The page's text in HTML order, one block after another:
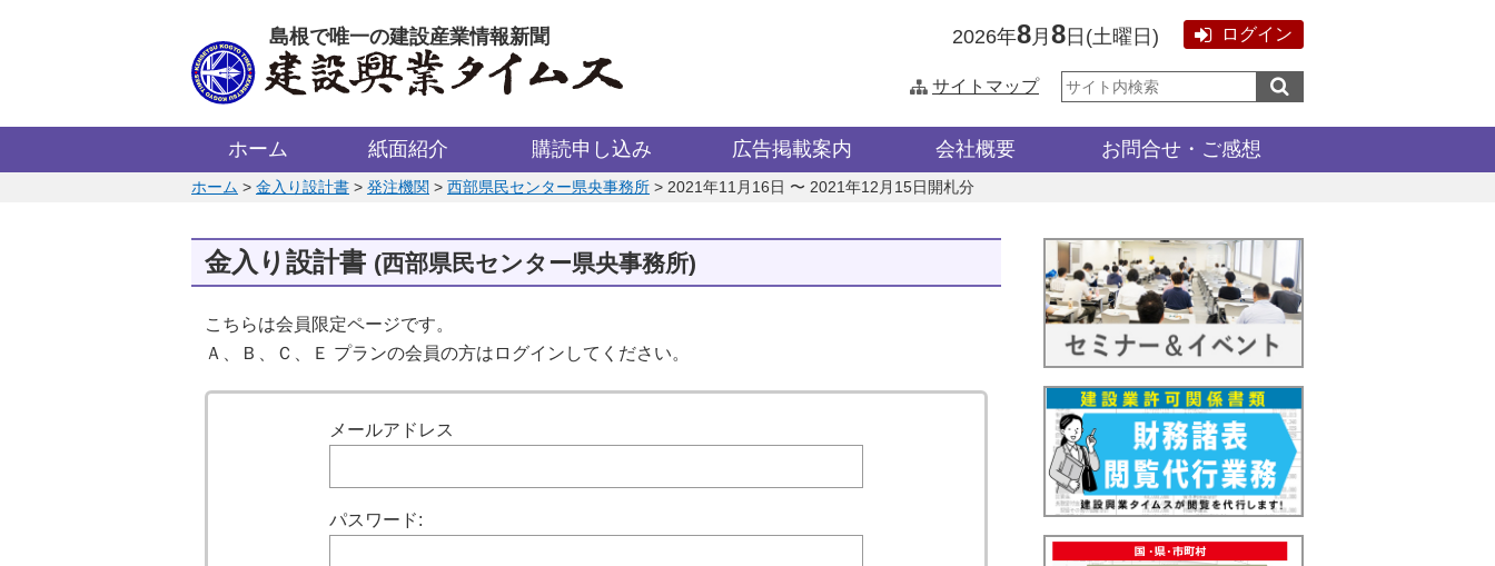
島根で唯一の建設産業情報新聞 2026年8月 8 日 (土曜日 ) ログイン
サイトマップ
サ
イ
内
ホーム 紙面紹介 購読申し込み 広告掲載案内 会社概要 お問合せ・ご感想
このページの位置:
ホーム > 金入り設計書 > 発注機関 > 西部県民センター県央事務所 > 2021年11月16日 〜 2021年12月15日開札分
金入り設計書 (西部県民センター県央事務所)
こちらは会員限定ページです。
Ａ、Ｂ、Ｃ、Ｅ プランの会員の方はログインしてください。
メールアドレス
パスワード: